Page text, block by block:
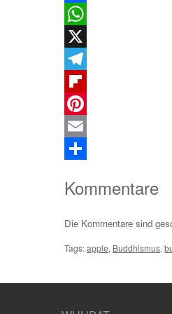
Facebook
WhatsApp
X
Telegram
Flipboard
Pinterest
Email
Kommentare
Die Kommentare sind
Tags:apple, Buddhismus,